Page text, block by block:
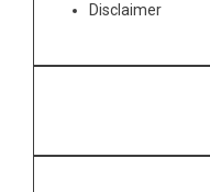
Disclaimer